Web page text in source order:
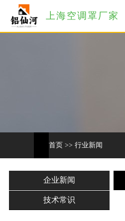
上海空调罩厂家
首页 >> 行业新闻
企业新闻
技术常识